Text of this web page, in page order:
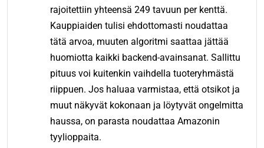
rajoitettiin yhteensä 249 tavuun per kenttä.
Kauppiaiden tulisi ehdottomasti noudattaa
tätä arvoa, muuten algoritmi saattaa jättää
huomiotta kaikki backend-avainsanat. Sallittu
pituus voi kuitenkin vaihdella tuoteryhmästä
riippuen. Jos haluaa varmistaa, että otsikot ja
muut näkyvät kokonaan ja löytyvät ongelmitta
haussa, on parasta noudattaa Amazonin
tyylioppaita.